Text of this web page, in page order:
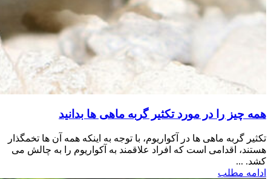
همه چیز را در مورد تکثیر گربه ماهی ها بدانید
تکثیر گربه ماهی ها در آکواریوم، با توجه به اینکه همه آن ها تخمگذار
هستند، اقدامی است که افراد علاقمند به آکواریوم را به چالش می
کشد. ...
ادامه مطلب